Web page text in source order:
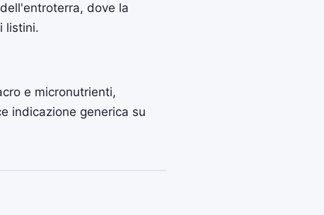
dove la
listini.
e micronutrienti,
indicazione generica su